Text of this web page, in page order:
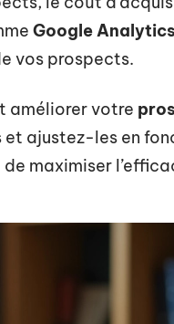
Google Analytics
vos prospects.
améliorer votre
et ajustez-les en
maximiser